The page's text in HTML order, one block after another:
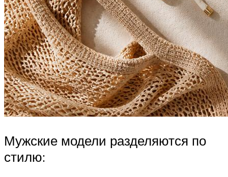
Мужские модели разделяются по
стилю: